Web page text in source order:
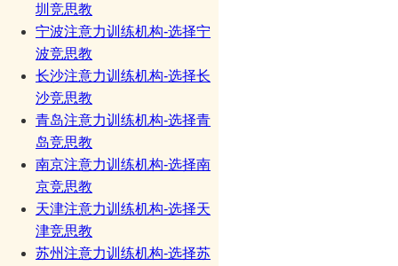
圳竞思教
宁波注意力训练机构-选择宁
波竞思教
长沙注意力训练机构-选择长
沙竞思教
青岛注意力训练机构-选择青
岛竞思教
南京注意力训练机构-选择南
京竞思教
天津注意力训练机构-选择天
津竞思教
苏州注意力训练机构-选择苏